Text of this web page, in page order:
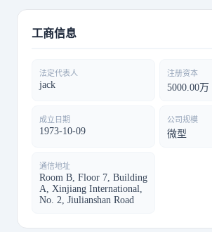
工商信息
法定代表人
jack
注册资本
5000.00万
成立日期
1973-10-09
公司规模
微型
通信地址
Room B, Floor 7, Building
A, Xinjiang International,
No. 2, Jiulianshan Road